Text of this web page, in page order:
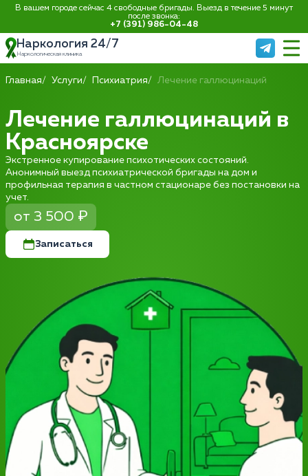
В вашем городе сейчас 4 свободные бригады. Выезд в течение 5 минут
после звонка:
+7 (391) 986-04-48
Наркология 24/7
Наркологическая клиника
Главная Услуги Психиатрия Лечение галлюцинаций
Лечение галлюцинаций в
Красноярске
Экстренное купирование психотических состояний.
Анонимный выезд психиатрической бригады на дом и
профильная терапия в частном стационаре без постановки на
учет.
от 3 500 ₽
Записаться